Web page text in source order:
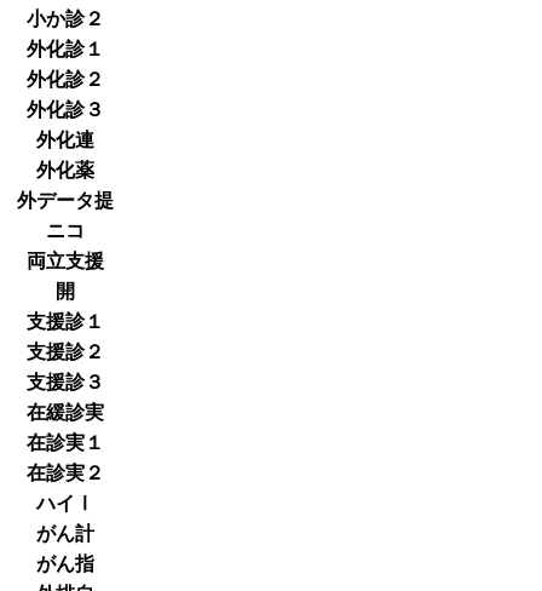
小か診２
外化診１
外化診２
外化診３
外化連
外化薬
外データ提
ニコ
両立支援
開
支援診１
支援診２
支援診３
在緩診実
在診実１
在診実２
ハイⅠ
がん計
がん指